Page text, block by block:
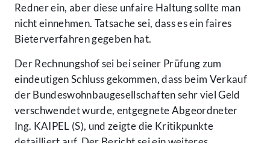
Redner ein, aber diese unfaire Haltung sollte man
nicht einnehmen. Tatsache sei, dass es ein faires
Bieterverfahren gegeben hat.
Der Rechnungshof sei bei seiner Prüfung zum
eindeutigen Schluss gekommen, dass beim Verkauf
der Bundeswohnbaugesellschaften sehr viel Geld
verschwendet wurde, entgegnete Abgeordneter
Ing. KAIPEL (S), und zeigte die Kritikpunkte